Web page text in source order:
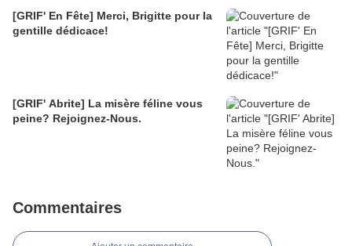
[GRIF' En Fête] Merci, Brigitte pour la
gentille dédicace!
[GRIF' Abrite] La misère féline vous
peine? Rejoignez-Nous.
Commentaires